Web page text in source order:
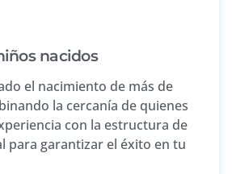
nacidos
el nacimiento de más de
la cercanía de quienes
con la estructura de
para garantizar el éxito en tu